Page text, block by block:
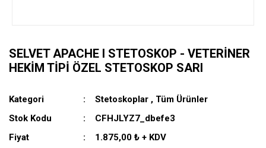
SELVET APACHE I STETOSKOP - VETERINER
HEKIM TIPI ÖZEL STETOSKOP SARI
Kategori Stetoskoplar , Tüm Ürünler
Stok Kodu
CFHJLYZ7_dbefe3
Fiyat
1.875,00 ₺ + KDV